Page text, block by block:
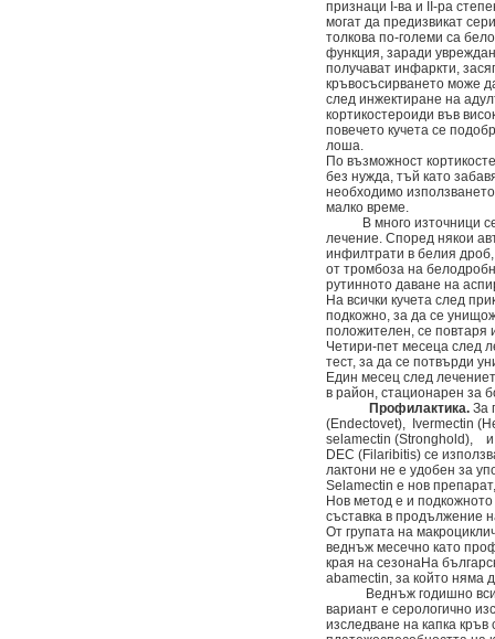
признаци І-ва и ІІ-ра
могат да предизвикат
толкова по-големи са
функция, заради
получават инфаркти,
кръвосъсирването може
след инжектиране на
кортикостероиди във
повечето кучета се
лоша.
По възможност
без нужда, тъй като
необходимо
малко време.
В много източници се
лечение. Според някои
инфилтрати в белия
от тромбоза на
рутинното даване на
На всички кучета след
подкожно, за да се
положителен, се повтаря
Четири-пет месеца след
тест, за да се потвърди
Един месец след
в район, стационарен за
Профилактика. За
(Endectovet), Ivermectin
selamectin (Stronghold), и
DEC (Filaribitis) се
лактони не е удобен за
Selamectin е нов
Нов метод е и
съставка в продължение
От групата на
веднъж месечно като
края на сезонаНа
abamectin, за който няма
Веднъж годишно всички
вариант е серологично
изследване на капка